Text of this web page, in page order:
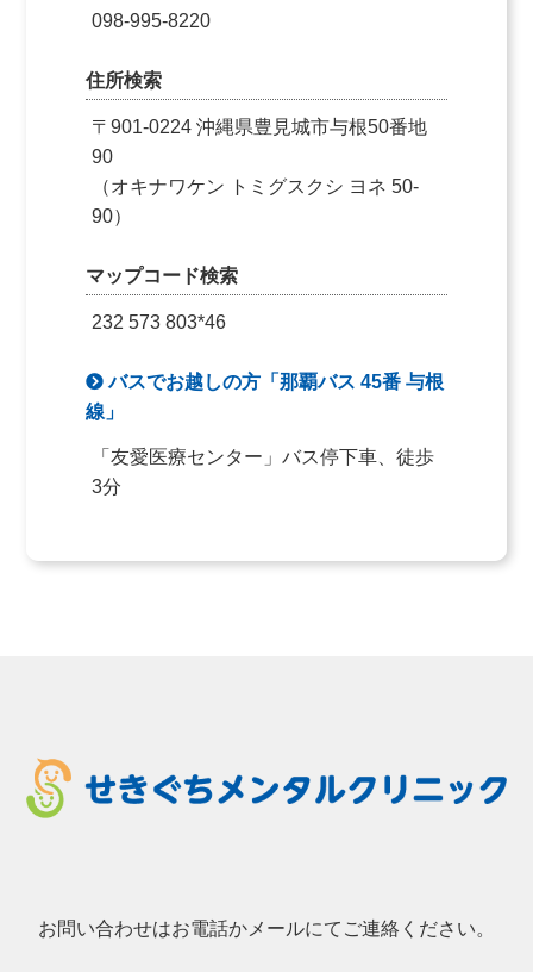
098-995-8220
住所検索
〒901-0224 沖縄県豊見城市与根50番地
90
（オキナワケン トミグスクシ ヨネ 50-
90）
マップコード検索
232 573 803*46
バスでお越しの方「那覇バス 45番 与根
線」
「友愛医療センター」バス停下車、徒歩
3分
お問い合わせはお電話かメールにてご連絡ください。